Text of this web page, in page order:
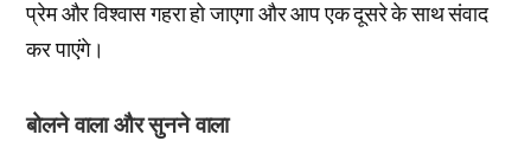
प्रेम और विश्वास गहरा हो जाएगा और आप एक दूसरे के साथ संवाद
कर पाएंगे।
बोलने वाला और सुनने वाला